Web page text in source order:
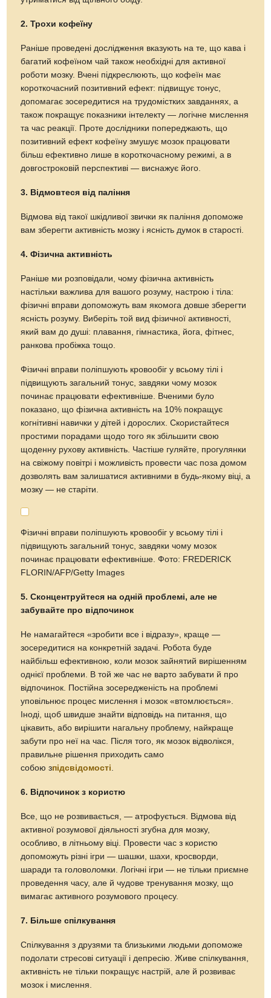
2. Трохи кофеїну
Раніше проведені дослідження вказують на те, що кава і
багатий кофеїном чай також необхідні для активної
роботи мозку. Вчені підкреслюють, що кофеїн має
короткочасний позитивний ефект: підвищує тонус,
допомагає зосередитися на трудомістких завданнях, а
також покращує показники інтелекту — логічне мислення
та час реакції. Проте дослідники попереджають, що
позитивний ефект кофеїну змушує мозок працювати
більш ефективно лише в короткочасному режимі, а в
довгостроковій перспективі — виснажує його.
3. Відмовтеся від паління
Відмова від такої шкідливої звички як паління допоможе
вам зберегти активність мозку і ясність думок в старості.
4. Фізична активність
Раніше ми розповідали, чому фізична активність
настільки важлива для вашого розуму, настрою і тіла:
фізичні вправи допоможуть вам якомога довше зберегти
ясність розуму. Виберіть той вид фізичної активності,
який вам до душі: плавання, гімнастика, йога, фітнес,
ранкова пробіжка тощо.
Фізичні вправи поліпшують кровообіг у всьому тілі і
підвищують загальний тонус, завдяки чому мозок
починає працювати ефективніше. Вченими було
показано, що фізична активність на 10% покращує
когнітивні навички у дітей і дорослих. Скористайтеся
простими порадами щодо того як збільшити свою
щоденну рухову активність. Частіше гуляйте, прогулянки
на свіжому повітрі і можливість провести час поза домом
дозволять вам залишатися активними в будь-якому віці, а
мозку — не старіти.
Фізичні вправи поліпшують кровообіг у всьому тілі і
підвищують загальний тонус, завдяки чому мозок
починає працювати ефективніше. Фото: FREDERICK
FLORIN/AFP/Getty Images
5. Сконцентруйтеся на одній проблемі, але не
забувайте про відпочинок
Не намагайтеся «зробити все і відразу», краще —
зосередитися на конкретній задачі. Робота буде
найбільш ефективною, коли мозок зайнятий вирішенням
однієї проблеми. В той же час не варто забувати й про
відпочинок. Постійна зосередженість на проблемі
уповільнює процес мислення і мозок «втомлюється».
Іноді, щоб швидше знайти відповідь на питання, що
цікавить, або вирішити нагальну проблему, найкраще
забути про неї на час. Після того, як мозок відволікся,
правильне рішення приходить само
собою зпідсвідомості.
6. Відпочинок з користю
Все, що не розвивається, — атрофується. Відмова від
активної розумової діяльності згубна для мозку,
особливо, в літньому віці. Провести час з користю
допоможуть різні ігри — шашки, шахи, кросворди,
шаради та головоломки. Логічні ігри — не тільки приємне
проведення часу, але й чудове тренування мозку, що
вимагає активного розумового процесу.
7. Більше спілкування
Спілкування з друзями та близькими людьми допоможе
подолати стресові ситуації і депресію. Живе спілкування,
активність не тільки покращує настрій, але й розвиває
мозок і мислення.